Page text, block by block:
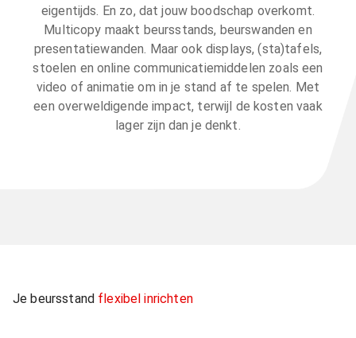
eigentijds. En zo, dat jouw boodschap overkomt.
Multicopy maakt beursstands, beurswanden en
presentatiewanden. Maar ook displays, (sta)tafels,
stoelen en online communicatiemiddelen zoals een
video of animatie om in je stand af te spelen. Met
een overweldigende impact, terwijl de kosten vaak
lager zijn dan je denkt.
Je beursstand flexibel inrichten